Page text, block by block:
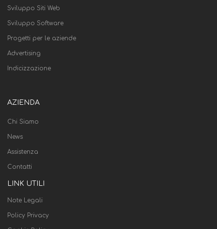
Sviluppo Siti Web
Sviluppo Software
Progetti per le aziende
Advertising
Indicizzazione
AZIENDA
Chi Siamo
News
Assistenza
Contatti
LINK UTILI
Note Legali
Policy Privacy